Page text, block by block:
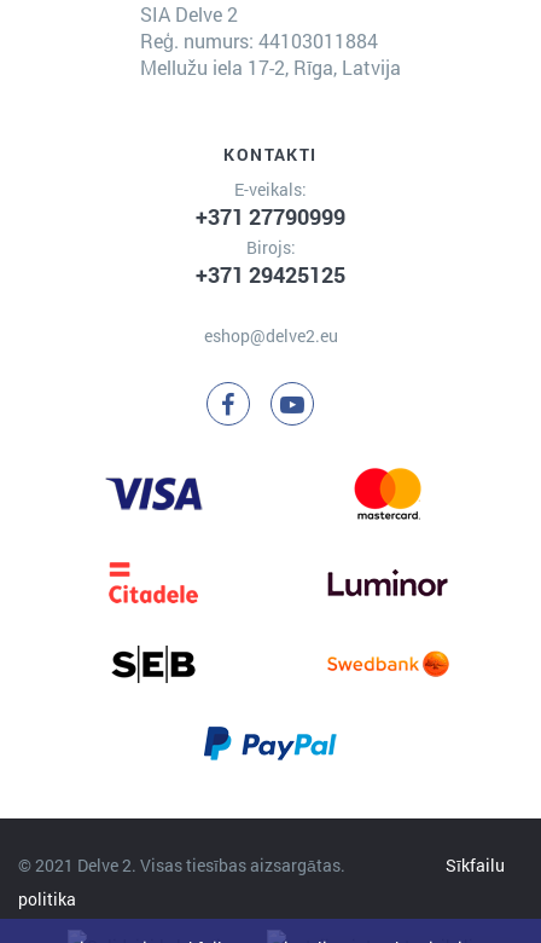
SIA Delve 2
Reģ. numurs: 44103011884
Mellužu iela 17-2, Rīga, Latvija
KONTAKTI
E-veikals:
+371 27790999
Birojs:
+371 29425125
eshop@delve2.eu
© 2021 Delve 2. Visas tiesības aizsargātas.
Sīkfailu
politika